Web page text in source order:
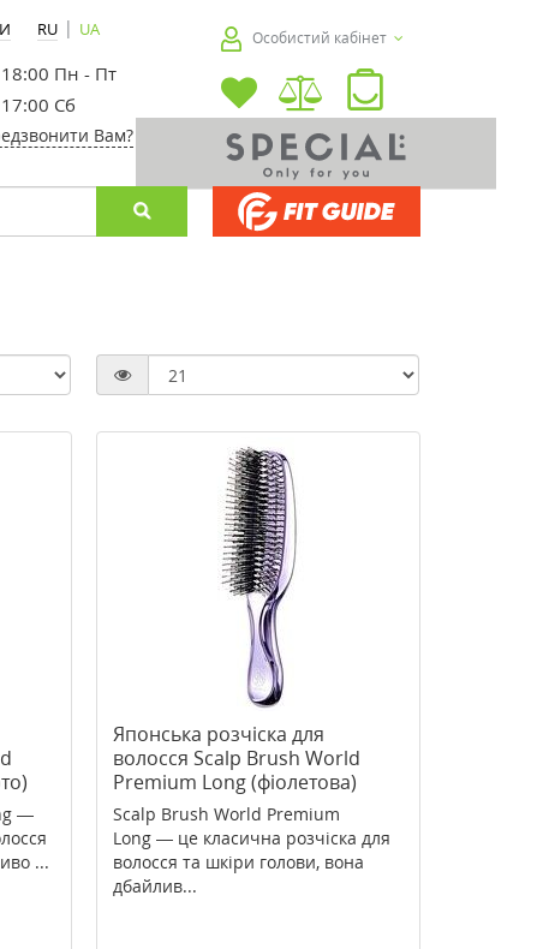
RU | UA
Пн - Пт
Сб
Вам?
Особистий кабінет
прополіс) 500 мг 100 капсул ТМ
Купити
—
...
Японська розчіска для
волосся Scalp Brush World
Premium Long (фіолетова)
Scalp Brush World Premium
Long — це класична розчіска для
волосся та шкіри голови, вона
дбайлив...